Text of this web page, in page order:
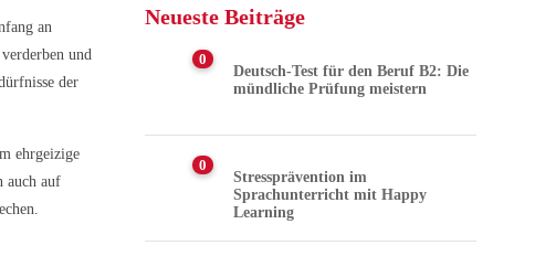
an
und
der
ehrgeizige
auch auf
Neueste Beiträge
0
Deutsch-Test für den Beruf B2: Die
mündliche Prüfung meistern
0
Stressprävention im
Sprachunterricht mit Happy
Learning